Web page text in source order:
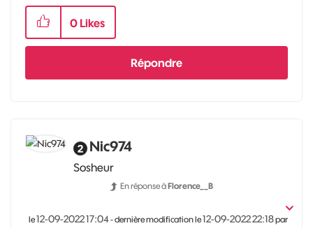
0 Likes
Répondre
Nic974
Sosheur
En réponse àFlorence__B
le‎12-09-202217:04- dernière modification le‎12-09-202222:18par